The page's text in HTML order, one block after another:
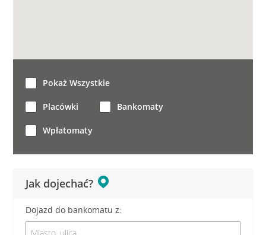
Jak dojechać?
Dojazd do bankomatu z:
Pokaż Wszystkie
Placówki Bankomaty
Wpłatomaty